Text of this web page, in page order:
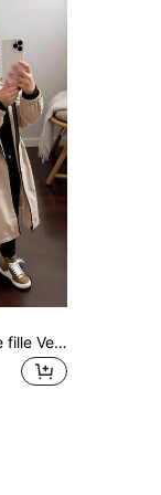
SHEIN Jeune fille Jeune fille Veste parka mi-longue à capuche ample avec décoration de lettres, manteau trench automne hiver, rentrée scolaire, journée de carrière, maman & sœur & moi